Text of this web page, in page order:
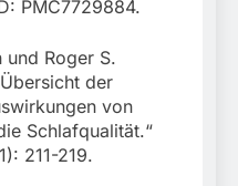
PMC7729884.
und Roger S.
der
von
Schlafqualität.“
211-219.